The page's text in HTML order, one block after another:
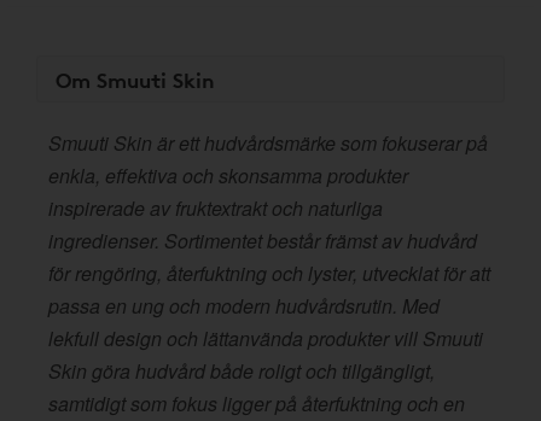
Om Smuuti Skin
Smuuti Skin är ett hudvårdsmärke som fokuserar på
enkla, effektiva och skonsamma produkter
inspirerade av fruktextrakt och naturliga
ingredienser. Sortimentet består främst av hudvård
för rengöring, återfuktning och lyster, utvecklat för att
passa en ung och modern hudvårdsrutin. Med
lekfull design och lättanvända produkter vill Smuuti
Skin göra hudvård både roligt och tillgängligt,
samtidigt som fokus ligger på återfuktning och en